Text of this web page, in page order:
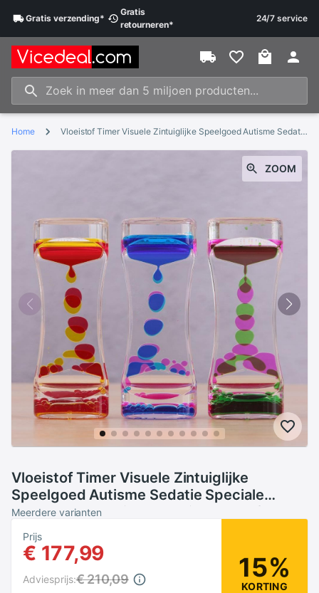
Gratisverzending*
Gratis
retourneren*
24/7 service
Home Vloeistof Timer Visuele Zintuiglijke Speelgoed Autisme Sedatie Speciale Zandlopers Vloeibare Motion Behoeften Olie Drijvende Glas Visuele Timer
ZOOM
Vloeistof Timer Visuele Zintuiglijke
Speelgoed Autisme Sedatie Speciale
Zandlopers Vloeibare Motion Behoeften
Olie Drijvende Glas Visuele Timer
Meerdere varianten
Prijs
€ 177,99
Adviesprijs:€ 210,09 15%
KORTING